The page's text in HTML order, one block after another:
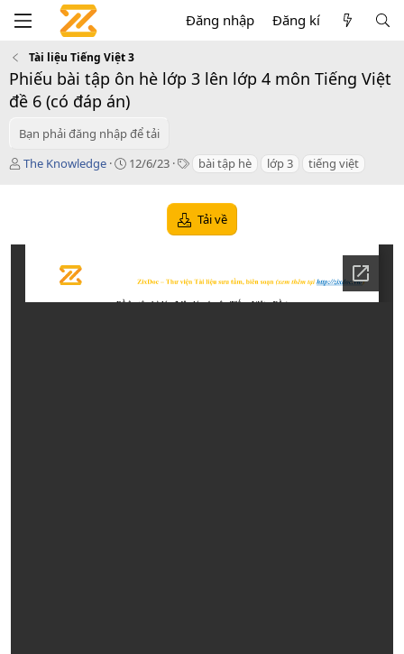
Đăng nhập Đăng kí
Tài liệu Tiếng Việt 3
Phiếu bài tập ôn hè lớp 3 lên lớp 4 môn Tiếng Việt
đề 6 (có đáp án)
Bạn phải đăng nhập để tải
T
ả
The Knowledge
C12/6/23
T bài tập hè lớp 3 tiếng việt
Tải về